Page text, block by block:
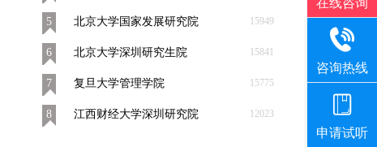
5 北京大学国家发展研究院 15949
6 北京大学深圳研究生院 15841
7 复旦大学管理学院 15775
8 江西财经大学深圳研究院 12023